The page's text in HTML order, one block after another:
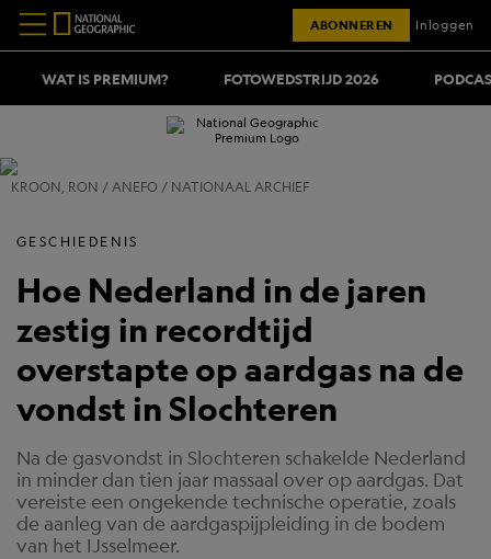
WAT IS PREMIUM? FOTOWEDSTRIJD 2026
ABONNEREN Inloggen
KROON, RON / ANEFO / NATIONAAL ARCHIEF
GESCHIEDENIS
Hoe Nederland in de jaren
zestig in recordtijd
overstapte op aardgas na de
vondst in Slochteren
Na de gasvondst in Slochteren schakelde Nederland
in minder dan tien jaar massaal over op aardgas. Dat
vereiste een ongekende technische operatie, zoals
de aanleg van de aardgaspijpleiding in de bodem
van het IJsselmeer.